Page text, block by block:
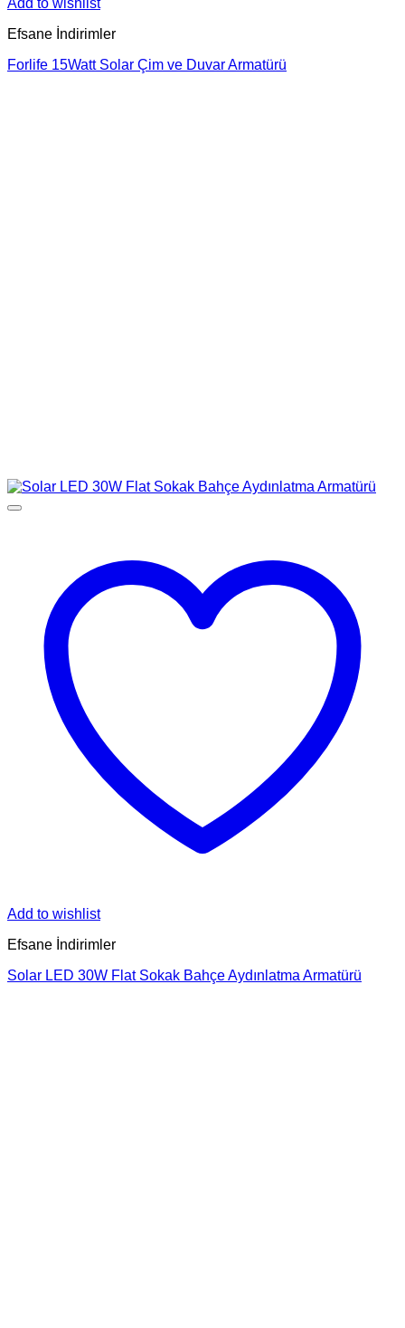
Add to wishlist
Efsane İndirimler
Forlife 15Watt Solar Çim ve Duvar Armatürü
Add to wishlist
Efsane İndirimler
Solar LED 30W Flat Sokak Bahçe Aydınlatma Armatürü